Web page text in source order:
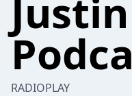
RADIOPLAY